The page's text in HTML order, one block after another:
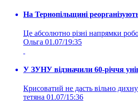
На Тернопільщині
Це абсолютно різні напрямки
Ольга 01.07/19:35
У ЗУНУ відзначили 60-річчя
Крисоватий не дасть вільно
тетяна 01.07/15:36